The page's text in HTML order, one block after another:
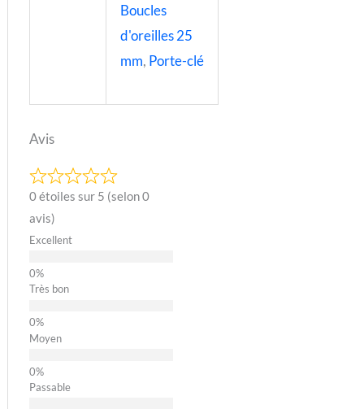
Boucles
d'oreilles 25
mm, Porte-clé
Avis
0 étoiles sur 5 (selon 0
avis)
Excellent
Très bon
Moyen
Passable